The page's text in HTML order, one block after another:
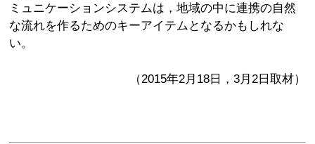
ミュニケーションシステムは，地域の中に連携の自然
な流れを作るためのキーアイテムとなるかもしれな
い。
（2015年2月18日，3月2日取材）